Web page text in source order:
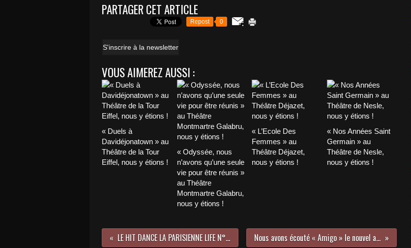
PARTAGER CET ARTICLE
Repost 0
S'inscrire à la newsletter
VOUS AIMEREZ AUSSI :
« Duels à
Davidéjonatown » au
Théâtre de la Tour
Eiffel, nous y étions !
« Odyssée, nous
n’avons qu’une seule
vie pour être réunis »
au Théâtre
Montmartre Galabru,
nous y étions !
« L’Ecole Des
Femmes » au
Théâtre Déjazet,
nous y étions !
« Nos Années Saint
Germain » au
Théâtre de Nesle,
nous y étions !
LE HIT DANCE LA PARISIENNE LIFE N°129 - 31 AOUT 2018 Nous avons écouté « Amigo » le nouvel album de Kendji Girac !